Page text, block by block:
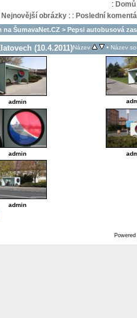
: Domů
Nejnovější obrázky: : Poslední
ŠumavaNet.CZ > Pepsi autobusová
(10.4.2011)Název • Název
admin
admin
admin